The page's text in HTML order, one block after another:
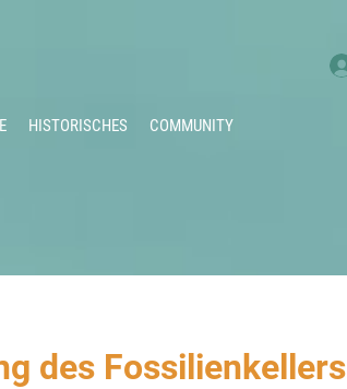
HISTORISCHES COMMUNITY
des Fossilienkellers